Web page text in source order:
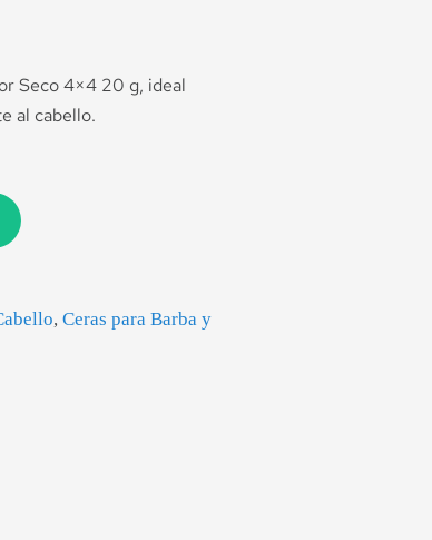
Seco 4×4 20 g, ideal
al cabello.
, Ceras para Barba y